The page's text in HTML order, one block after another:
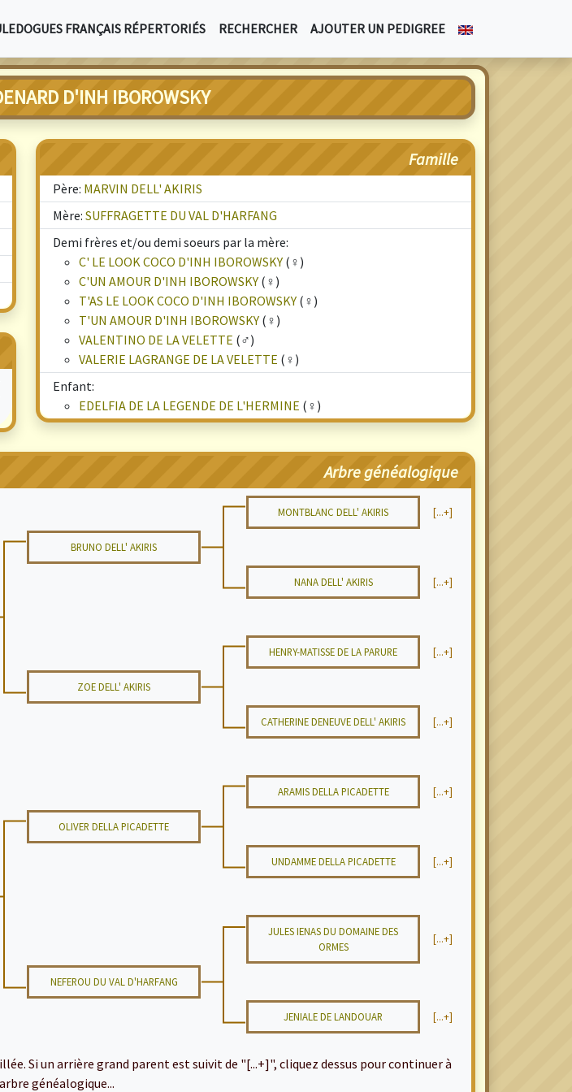
FRANÇAIS RÉPERTORIÉS RECHERCHER AJOUTER UN PEDIGREE
D'INH IBOROWSKY
Famille
Père: MARVIN DELL' AKIRIS
Mère: SUFFRAGETTE DU VAL D'HARFANG
Demi frères et/ou demi soeurs par la mère:
C' LE LOOK COCO D'INH IBOROWSKY (♀)
C'UN AMOUR D'INH IBOROWSKY (♀)
T'AS LE LOOK COCO D'INH IBOROWSKY (♀)
T'UN AMOUR D'INH IBOROWSKY (♀)
VALENTINO DE LA VELETTE (♂)
VALERIE LAGRANGE DE LA VELETTE (♀)
Enfant:
EDELFIA DE LA LEGENDE DE L'HERMINE (♀)
Arbre généalogique
MONTBLANC DELL' AKIRIS [...+]
BRUNO DELL' AKIRIS
NANA DELL' AKIRIS [...+]
HENRY-MATISSE DE LA PARURE [...+]
ZOE DELL' AKIRIS
CATHERINE DENEUVE DELL' AKIRIS [...+]
ARAMIS DELLA PICADETTE [...+]
OLIVER DELLA PICADETTE
UNDAMME DELLA PICADETTE [...+]
JULES IENAS DU DOMAINE DES
ORMES
[...+]
NEFEROU DU VAL D'HARFANG
JENIALE DE LANDOUAR [...+]
Si un arrière grand parent est suivit de "[...+]", cliquez dessus pour continuer à
généalogique...